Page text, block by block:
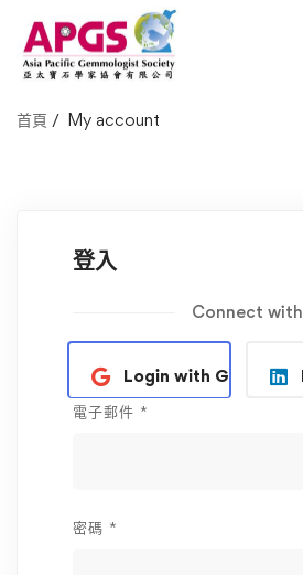
首頁 My account
登入
Connect with
Login with Google
電子郵件 *
密碼 *